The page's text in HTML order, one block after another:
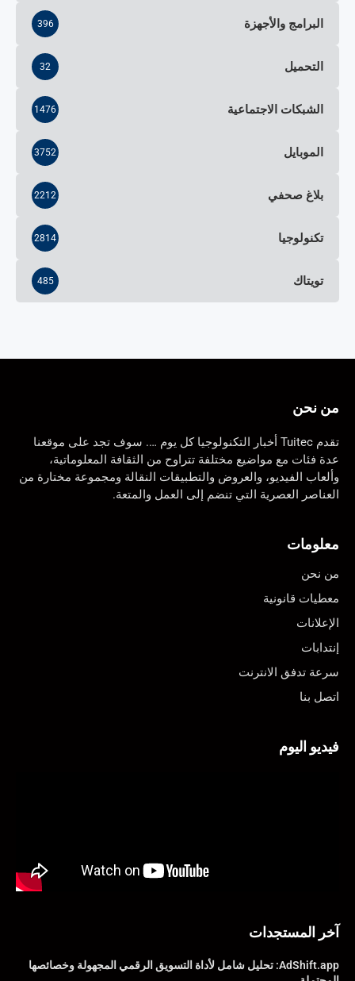
البرامج والأجهزة 396
التحميل 32
الشبكات الاجتماعية 1476
الموبايل 3752
بلاغ صحفي 2212
تكنولوجيا 2814
تويتاك 485
من نحن
تقدم Tuitec أخبار التكنولوجيا كل يوم …. سوف تجد على موقعنا
عدة فئات مع مواضيع مختلفة تتراوح من الثقافة المعلوماتية،
وألعاب الفيديو، والعروض والتطبيقات النقالة ومجموعة مختارة من
العناصر العصرية التي تنضم إلى العمل والمتعة.
معلومات
من نحن
معطيات قانونية
الإعلانات
إنتدابات
سرعة تدفق الانترنت
اتصل بنا
فيديو اليوم
آخر المستجدات
AdShift.app: تحليل شامل لأداة التسويق الرقمي المجهولة وخصائصها